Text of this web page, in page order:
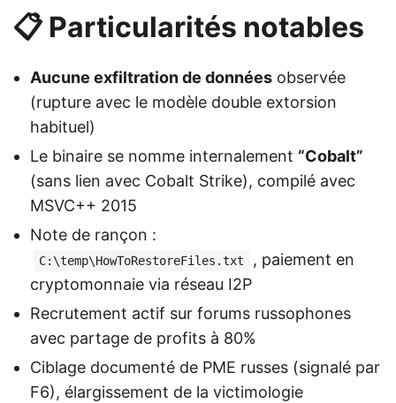
📋 Particularités notables
Aucune exfiltration de données observée
(rupture avec le modèle double extorsion
habituel)
Le binaire se nomme internalement “Cobalt”
(sans lien avec Cobalt Strike), compilé avec
MSVC++ 2015
Note de rançon :
C:\temp\HowToRestoreFiles.txt
, paiement en
cryptomonnaie via réseau I2P
Recrutement actif sur forums russophones
avec partage de profits à 80%
Ciblage documenté de PME russes (signalé par
F6), élargissement de la victimologie